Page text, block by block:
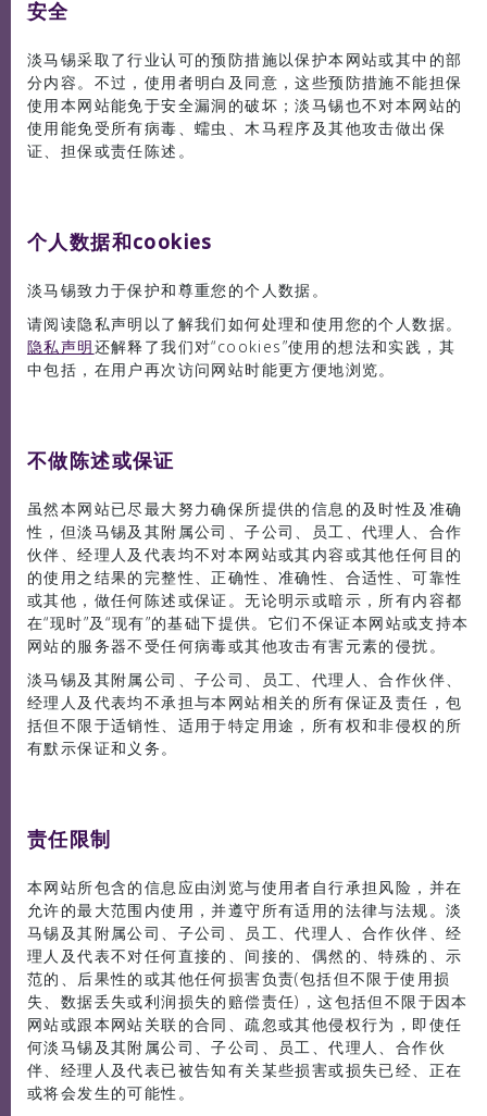
安全
淡马锡采取了行业认可的预防措施以保护本网站或其中的部
分内容。不过，使用者明白及同意，这些预防措施不能担保
使用本网站能免于安全漏洞的破坏；淡马锡也不对本网站的
使用能免受所有病毒、蠕虫、木马程序及其他攻击做出保
证、担保或责任陈述。
个人数据和cookies
淡马锡致力于保护和尊重您的个人数据。
请阅读隐私声明以了解我们如何处理和使用您的个人数据。
隐私声明还解释了我们对“cookies”使用的想法和实践，其
中包括，在用户再次访问网站时能更方便地浏览。
不做陈述或保证
虽然本网站已尽最大努力确保所提供的信息的及时性及准确
性，但淡马锡及其附属公司、子公司、员工、代理人、合作
伙伴、经理人及代表均不对本网站或其内容或其他任何目的
的使用之结果的完整性、正确性、准确性、合适性、可靠性
或其他，做任何陈述或保证。无论明示或暗示，所有内容都
在“现时”及“现有”的基础下提供。它们不保证本网站或支持本
网站的服务器不受任何病毒或其他攻击有害元素的侵扰。
淡马锡及其附属公司、子公司、员工、代理人、合作伙伴、
经理人及代表均不承担与本网站相关的所有保证及责任，包
括但不限于适销性、适用于特定用途，所有权和非侵权的所
有默示保证和义务。
责任限制
本网站所包含的信息应由浏览与使用者自行承担风险，并在
允许的最大范围内使用，并遵守所有适用的法律与法规。淡
马锡及其附属公司、子公司、员工、代理人、合作伙伴、经
理人及代表不对任何直接的、间接的、偶然的、特殊的、示
范的、后果性的或其他任何损害负责(包括但不限于使用损
失、数据丢失或利润损失的赔偿责任)，这包括但不限于因本
网站或跟本网站关联的合同、疏忽或其他侵权行为，即使任
何淡马锡及其附属公司、子公司、员工、代理人、合作伙
伴、经理人及代表已被告知有关某些损害或损失已经、正在
或将会发生的可能性。